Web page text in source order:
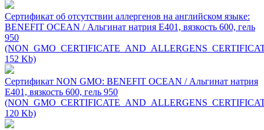
Сертификат об отсутствии аллергенов на английском языке:
BENEFIT OCEAN / Альгинат натрия Е401, вязкость 600, гель
950
152 Kb)
Сертификат NON GMO: BENEFIT OCEAN / Альгинат натрия
Е401, вязкость 600, гель 950
120 Kb)